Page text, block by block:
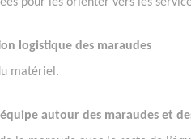
logistique des maraudes
matériel.
autour des maraudes et